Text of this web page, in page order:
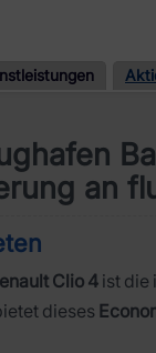
an
Clio 4ist die
dieses